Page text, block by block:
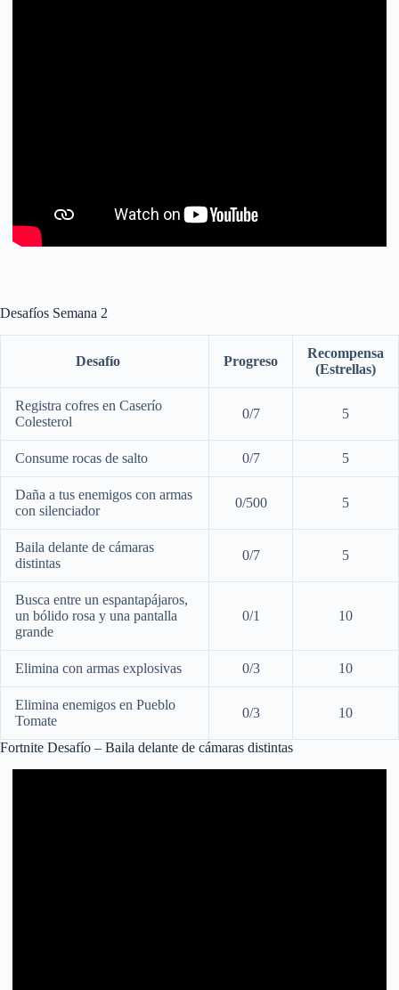
Desafíos Semana 2
Desafío Progreso
Recompensa
(Estrellas)
Registra cofres en Caserío
Colesterol
0/7 5
Consume rocas de salto 0/7 5
Daña a tus enemigos con armas
con silenciador
0/500 5
Baila delante de cámaras
distintas
0/7 5
Busca entre un espantapájaros,
un bólido rosa y una pantalla
grande
0/1 10
Elimina con armas explosivas 0/3 10
Elimina enemigos en Pueblo
Tomate
0/3 10
Fortnite Desafío – Baila delante de cámaras distintas